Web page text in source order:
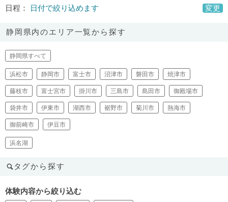
日程： 日付で絞り込めます 変更
静岡県内のエリア一覧から探す
静岡県すべて
浜松市 静岡市 富士市 沼津市 磐田市 焼津市
藤枝市 富士宮市 掛川市 三島市 島田市 御殿場市
袋井市 伊東市 湖西市 裾野市 菊川市 熱海市
御前崎市 伊豆市
浜名湖
タグから探す
体験内容から絞り込む